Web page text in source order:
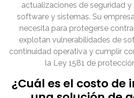
actualizaciones de seguridad y
software y sistemas. Su
necesita para protegerse
explotan vulnerabilidades de
continuidad operativa y cumplir
la Ley 1581 de
¿Cuál es el costo